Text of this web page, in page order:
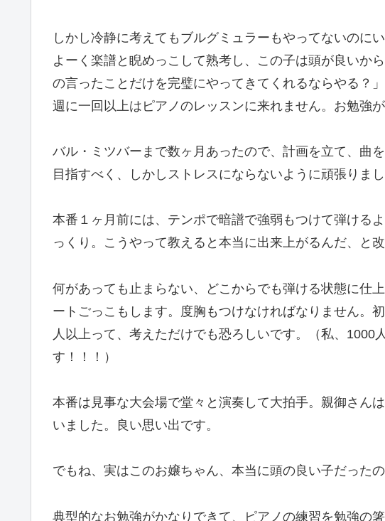
しかし冷静に考えてもブルグミュラーもやってないのに
よーく楽譜と睨めっこして熟考し、この子は頭が良いか
の言ったことだけを完璧にやってきてくれるならやる？
週に一回以上はピアノのレッスンに来れません。お勉強
バル・ミツバーまで数ヶ月あったので、計画を立て、曲
目指すべく、しかしストレスにならないように頑張りまし
本番１ヶ月前には、テンポで暗譜で強弱もつけて弾ける
っくり。こうやって教えると本当に出来上がるんだ、と改
何があっても止まらない、どこからでも弾ける状態に仕
ートごっこもします。度胸もつけなければなりません。
人以上って、考えただけでも恐ろしいです。（私、1000
す！！！）
本番は見事な大会場で堂々と演奏して大拍手。親御さん
いました。良い思い出です。
でもね、実はこのお嬢ちゃん、本当に頭の良い子だったの
典型的なお勉強がかなりできて、ピアノの練習を勉強の